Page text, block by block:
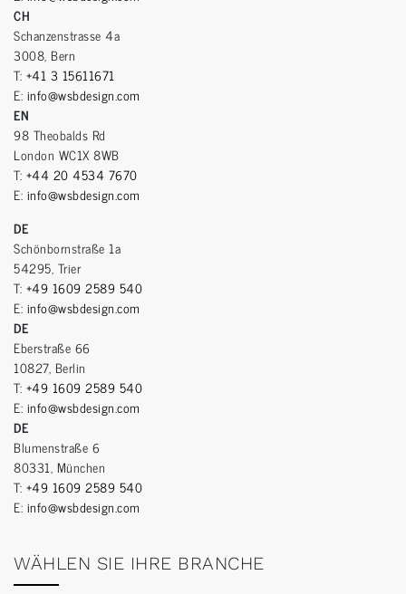
CH
Schanzenstrasse 4a
3008, Bern
T: +41 3 15611671
E: info@wsbdesign.com
EN
98 Theobalds Rd
London WC1X 8WB
T: +44 20 4534 7670
E: info@wsbdesign.com
DE
Schönbornstraße 1a
54295, Trier
T: +49 1609 2589 540
E: info@wsbdesign.com
DE
Eberstraße 66
10827, Berlin
T: +49 1609 2589 540
E: info@wsbdesign.com
DE
Blumenstraße 6
80331, München
T: +49 1609 2589 540
E: info@wsbdesign.com
WÄHLEN SIE IHRE BRANCHE